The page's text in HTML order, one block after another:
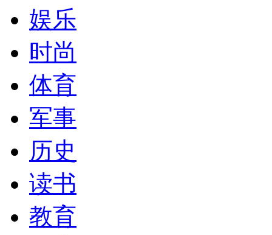
娱乐
时尚
体育
军事
历史
读书
教育